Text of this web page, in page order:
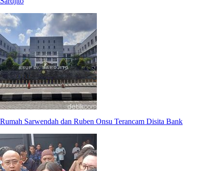
Rumah Sarwendah dan Ruben Onsu Terancam Disita Bank